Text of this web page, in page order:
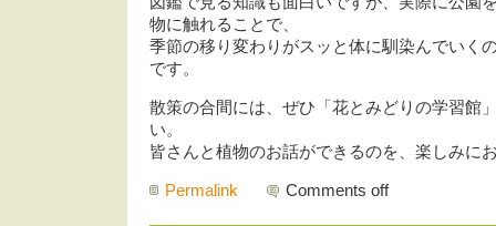
物に触れることで、
季節の移り変わりがスッと体に馴染んでいく
です。
散策の合間には、ぜひ「花とみどりの学習館
い。
皆さんと植物のお話ができるのを、楽しみに
Permalink Comments off